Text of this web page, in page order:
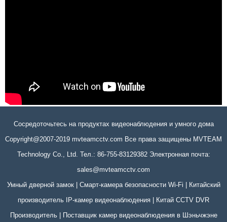
Сосредоточьтесь на продуктах видеонаблюдения и умного дома
Copyright@2007-2019 mvteamcctv.com Все права защищены MVTEAM
Technology Co., Ltd. Тел.: 86-755-83129382 Электронная почта:
sales@mvteamcctv.com
Умный дверной замок | Смарт-камера безопасности Wi-Fi | Китайский
производитель IP-камер видеонаблюдения | Китай CCTV DVR
Производитель | Поставщик камер видеонаблюдения в Шэньчжэне